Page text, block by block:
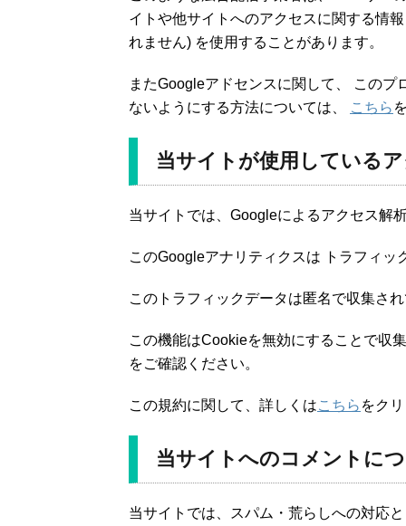
イトや他サイトへのアクセスに関する情
れません) を使用することがあります。
またGoogleアドセンスに関して、 この
ないようにする方法については、
こちら
当サイトが使用している
当サイトでは、Googleによるアクセス解
このGoogleアナリティクスは トラフィッ
このトラフィックデータは匿名で収集さ
この機能はCookieを無効にすることで収
をご確認ください。
この規約に関して、詳しくはこちら をク
当サイトへのコメントに
当サイトでは、スパム・荒らしへの対応